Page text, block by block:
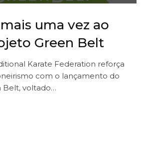
uma vez ao
Green Belt
Karate Federation reforça
com o lançamento do
Belt, voltado…